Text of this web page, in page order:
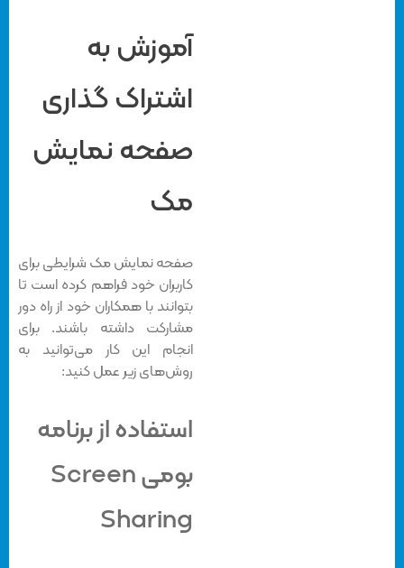
آموزش به
اشتراک گذاری
صفحه نمایش
مک
صفحه نمایش مک شرایطی برای
کاربران خود فراهم کرده است تا
بتوانند با همکاران خود از راه دور
مشارکت داشته باشند. برای
انجام این کار می‌توانید به
روش‌های زیر عمل کنید:
استفاده از برنامه
بومی Screen
Sharing